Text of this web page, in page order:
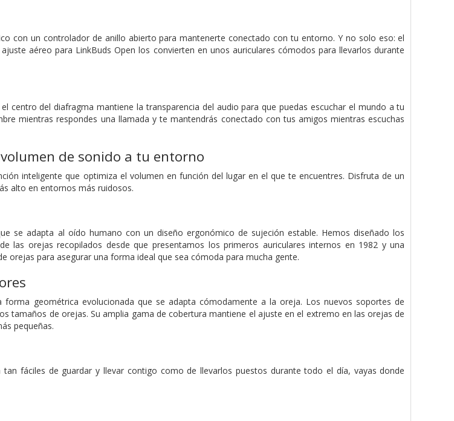
con un controlador de anillo abierto para mantenerte conectado con tu entorno. Y no solo eso: el
aéreo para LinkBuds Open los convierten en unos auriculares cómodos para llevarlos durante
centro del diafragma mantiene la transparencia del audio para que puedas escuchar el mundo a tu
mientras respondes una llamada y te mantendrás conectado con tus amigos mientras escuchas
de sonido a tu entorno
inteligente que optimiza el volumen en función del lugar en el que te encuentres. Disfruta de un
alto en entornos más ruidosos.
se adapta al oído humano con un diseño ergonómico de sujeción estable. Hemos diseñado los
las orejas recopilados desde que presentamos los primeros auriculares internos en 1982 y una
orejas para asegurar una forma ideal que sea cómoda para mucha gente.
forma geométrica evolucionada que se adapta cómodamente a la oreja. Los nuevos soportes de
tamaños de orejas. Su amplia gama de cobertura mantiene el ajuste en el extremo en las orejas de
pequeñas.
tan fáciles de guardar y llevar contigo como de llevarlos puestos durante todo el día, vayas donde